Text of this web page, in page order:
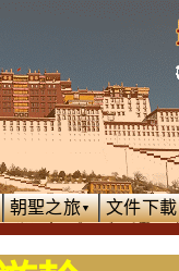
朝聖之旅▼ 文件下載